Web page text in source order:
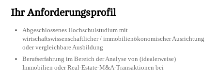
Ihr Anforderungsprofil
Abgeschlossenes Hochschulstudium mit
wirtschaftswissenschaftlicher / immobilienökonomischer Ausrichtung
oder vergleichbare Ausbildung
Berufserfahrung im Bereich der Analyse von (idealerweise)
Immobilien oder Real-Estate-M&A-Transaktionen bei